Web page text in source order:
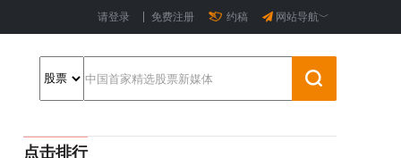
请登录 免费注册 约稿 网站导航﹀
点击排行